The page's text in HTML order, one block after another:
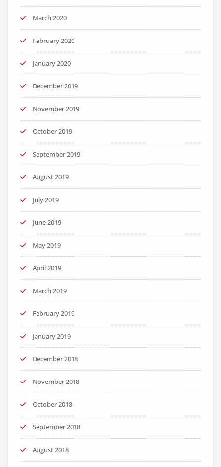
March 2020
February 2020
January 2020
December 2019
November 2019
October 2019
September 2019
August 2019
July 2019
June 2019
May 2019
April 2019
March 2019
February 2019
January 2019
December 2018
November 2018
October 2018
September 2018
August 2018